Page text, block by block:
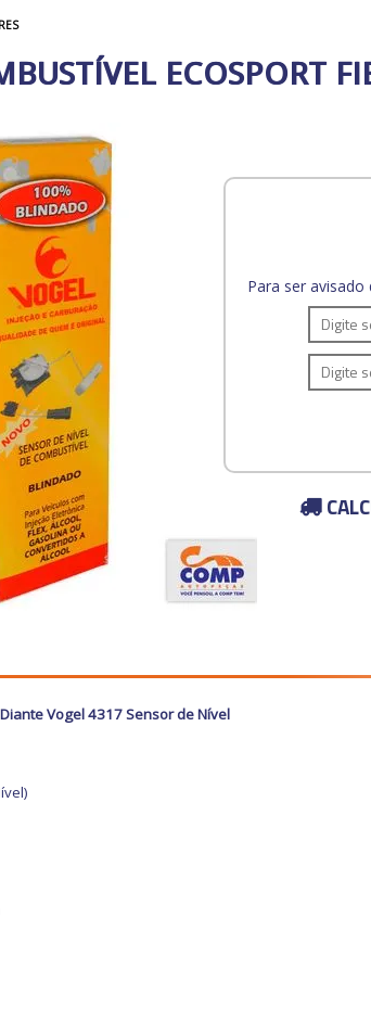
ECOSPORT
Para ser
Vogel 4317 Sensor de Nível